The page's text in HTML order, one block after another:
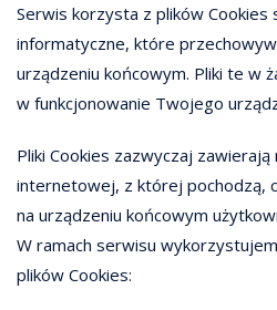
Serwis korzysta z plików Cookies
informatyczne, które
urządzeniu końcowym. Pliki te w
w funkcjonowanie Twojego
Pliki Cookies zazwyczaj
internetowej, z której pochodzą,
na urządzeniu końcowym
W ramach serwisu
plików Cookies: